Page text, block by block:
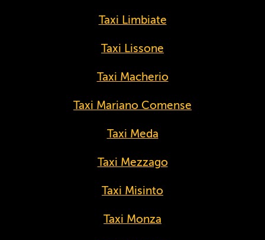
Taxi Limbiate
Taxi Lissone
Taxi Macherio
Taxi Mariano Comense
Taxi Meda
Taxi Mezzago
Taxi Misinto
Taxi Monza